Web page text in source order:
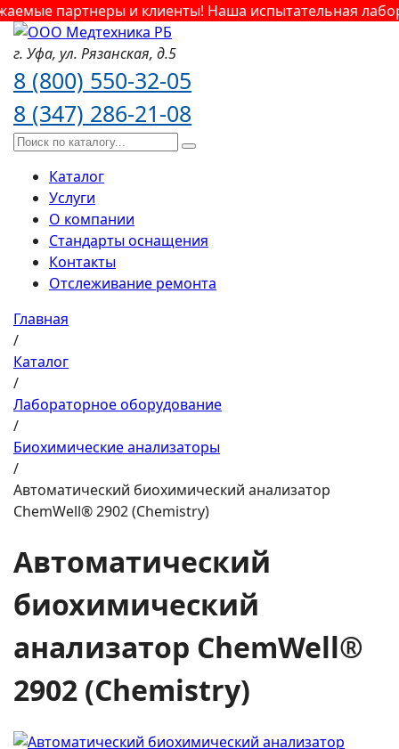
партнеры и клиенты! Наша испытательная
г. Уфа, ул. Рязанская, д.5
8 (800) 550-32-05
8 (347) 286-21-08
Каталог
Услуги
О компании
Стандарты оснащения
Контакты
Отслеживание ремонта
Главная
/
Каталог
/
Лабораторное оборудование
/
Биохимические анализаторы
/
Автоматический биохимический анализатор
ChemWell® 2902 (Chemistry)
Автоматический
биохимический
анализатор ChemWell®
2902 (Chemistry)